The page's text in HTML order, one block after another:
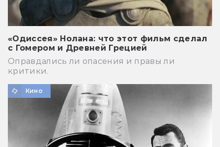
«Одиссея» Нолана: что этот фильм сделал
с Гомером и Древней Грецией
Оправдались ли опасения и правы ли
критики.
Кино